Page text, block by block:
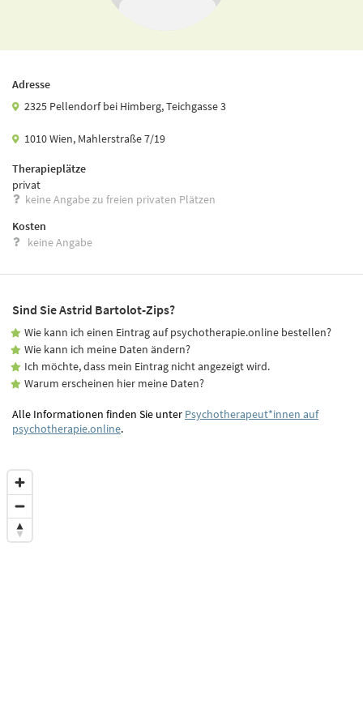
Adresse
2325 Pellendorf bei Himberg, Teichgasse 3
1010 Wien, Mahlerstraße 7/19
Therapieplätze
privat
keine Angabe zu freien privaten Plätzen
Kosten
keine Angabe
Sind Sie Astrid Bartolot-Zips?
Wie kann ich einen Eintrag auf psychotherapie.online bestellen?
Wie kann ich meine Daten ändern?
Ich möchte, dass mein Eintrag nicht angezeigt wird.
Warum erscheinen hier meine Daten?
Alle Informationen finden Sie unter Psychotherapeut*innen auf
psychotherapie.online.